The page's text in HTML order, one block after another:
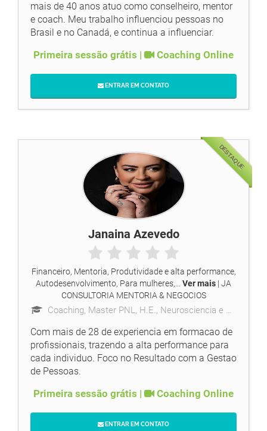
mais de 40 anos atuo como conselheiro, mentor
e coach. Meu trabalho influenciou pessoas no
Brasil e no Canadá, e continua a influenciar.
Primeira sessão grátis | Coaching Online
ENTRAR EM CONTATO
DESTAQUE
Janaina Azevedo
Financeiro, Mentoria, Produtividade e alta performance,
Autodesenvolvimento, Para mulheres,... Ver mais | JA
CONSULTORIA MENTORIA & NEGOCIOS
Coaching, Master PNL, H.E., Neurosciencia e Psicologia aplicada
Com mais de 28 de experiencia em formacao de
profissionais, trazendo a alta performance para
cada individuo. Foco no Resultado com a Gestao
de Pessoas.
Primeira sessão grátis | Coaching Online
ENTRAR EM CONTATO